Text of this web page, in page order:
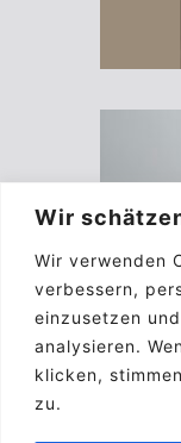
Wir
Wir verwenden
verbessern,
einzusetzen
analysieren.
klicken,
zu.